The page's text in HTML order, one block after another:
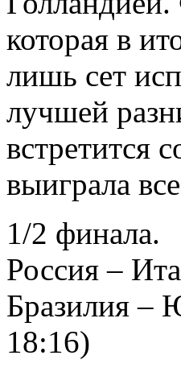
которая в
лишь сет
лучшей
встретится
выиграла
1/2 финала.
Россия –
Бразилия –
18:16)